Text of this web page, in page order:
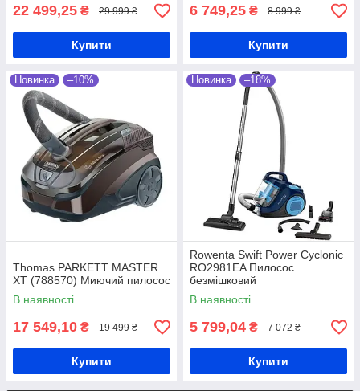
22 499,25 ₴ 29 999 ₴
Купити
6 749,25 ₴ 8 999 ₴
Купити
Новинка –10%
Thomas PARKETT MASTER
XT (788570) Миючий пилосос
В наявності
17 549,10 ₴ 19 499 ₴
Купити
Новинка –18%
Rowenta Swift Power Cyclonic
RO2981EA Пилосос
безмішковий
В наявності
5 799,04 ₴ 7 072 ₴
Купити